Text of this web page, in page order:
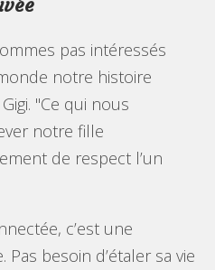
pas intéressés
notre histoire
"Ce qui nous
notre fille
de respect l’un
c’est une
besoin d’étaler sa vie